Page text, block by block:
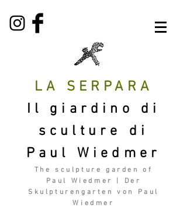
LA SERPARA
Il giardino di
sculture di
Paul Wiedmer
The sculpture garden of
Paul Wiedmer | Der
Skulpturengarten von Paul
Wiedmer